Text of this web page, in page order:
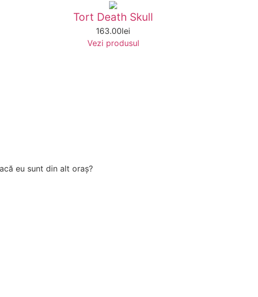
Tort Death Skull
163.00lei
Vezi produsul
eu sunt din alt oraș?